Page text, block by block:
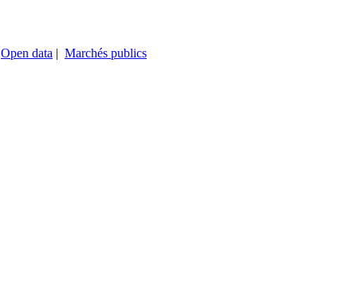
Open data | Marchés publics